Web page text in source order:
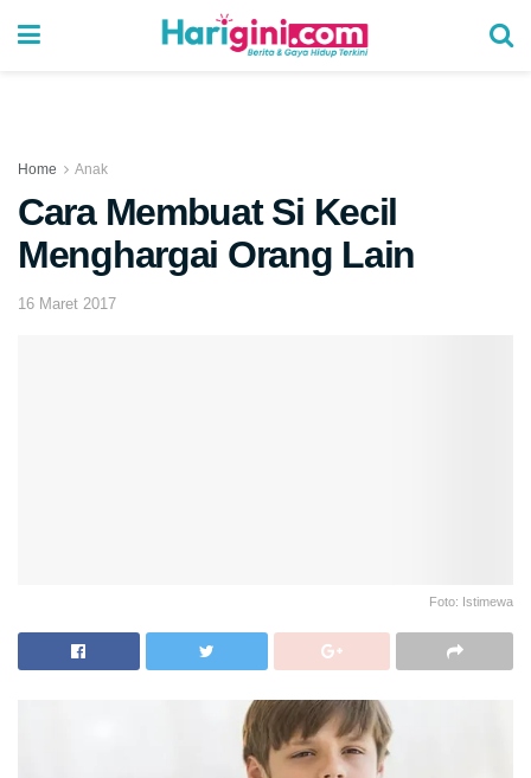
Home Anak
Cara Membuat Si Kecil
Menghargai Orang Lain
16 Maret 2017
Foto: Istimewa